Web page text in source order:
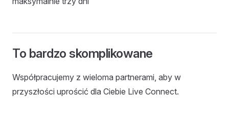
To bardzo skomplikowane
Współpracujemy z wieloma partnerami, aby w
przyszłości uprościć dla Ciebie Live Connect.